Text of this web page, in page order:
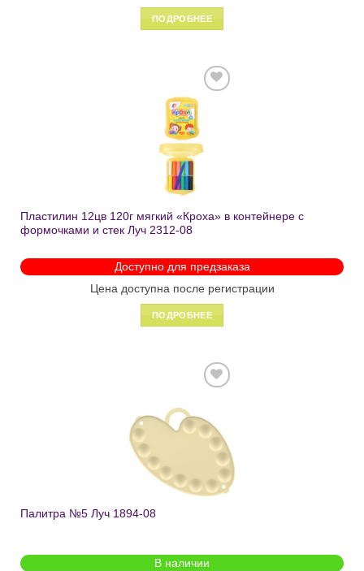
ПОДРОБНЕЕ
Добавить
в список
желаний
Пластилин 12цв 120г мягкий «Кроха» в контейнере с
формочками и стек Луч 2312-08
Доступно для предзаказа
Цена доступна после регистрации
ПОДРОБНЕЕ
в список
желаний
Палитра №5 Луч 1894-08
В наличии